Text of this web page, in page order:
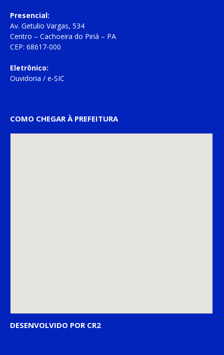
Presencial:
Av. Getulio Vargas, 534
Centro – Cachoeira do Piriá – PA
CEP: 68617-000
Eletrônico:
Ouvidoria / e-SIC
COMO CHEGAR À PREFEITURA
DESENVOLVIDO POR CR2